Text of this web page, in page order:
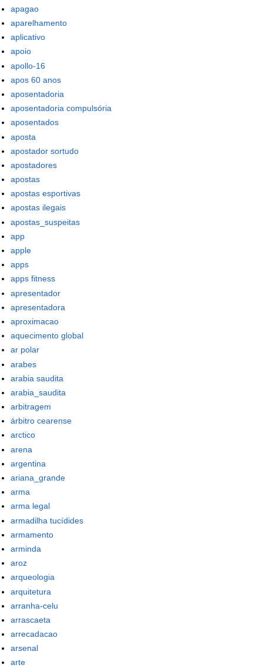
apagao
aparelhamento
aplicativo
apoio
apollo-16
apos 60 anos
aposentadoria
aposentadoria compulsória
aposentados
aposta
apostador sortudo
apostadores
apostas
apostas esportivas
apostas ilegais
apostas_suspeitas
app
apple
apps
apps fitness
apresentador
apresentadora
aproximacao
aquecimento global
ar polar
arabes
arabia saudita
arabia_saudita
arbitragem
árbitro cearense
arctico
arena
argentina
ariana_grande
arma
arma legal
armadilha tucídides
armamento
arminda
aroz
arqueologia
arquitetura
arranha-celu
arrascaeta
arrecadacao
arsenal
arte